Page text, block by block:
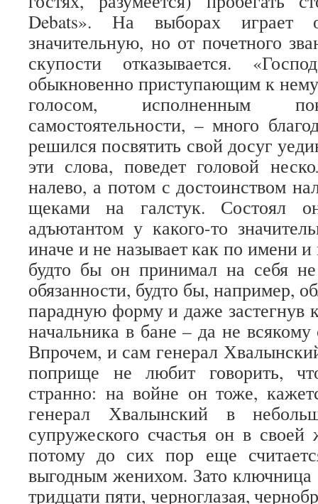
Debats». На выборах играет
значительную, но от почетного
скупости отказывается.
обыкновенно приступающим к
голосом, исполненным
самостоятельности, – много
решился посвятить свой досуг
эти слова, поведет головой
налево, а потом с достоинством
щеками на галстук. Состоял
адъютантом у какого-то
иначе и не называет как по имени и
будто бы он принимал на себя
обязанности, будто бы, например,
парадную форму и даже застегнув
начальника в бане – да не
Впрочем, и сам генерал
поприще не любит говорить,
странно: на войне он тоже,
генерал Хвалынский в
супружеского счастья он в
потому до сих пор еще
выгодным женихом. Зато
тридцати пяти, черноглазая,